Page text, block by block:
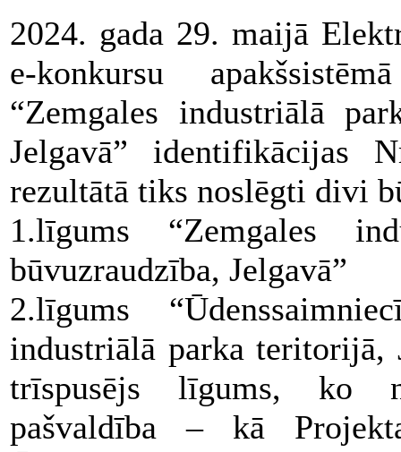
2024. gada 29. maijā
e-konkursu
“Zemgales industriālā
Jelgavā” identifikācijas
rezultātā tiks noslēgti divi
1.līgums “Zemgales
būvuzraudzība, Jelgavā”
2.līgums
industriālā parka teritorijā,
trīspusējs līgums, ko
pašvaldība – kā